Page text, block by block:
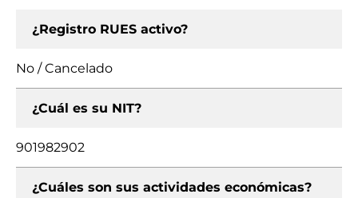
¿Registro RUES activo?
No / Cancelado
¿Cuál es su NIT?
901982902
¿Cuáles son sus actividades económicas?